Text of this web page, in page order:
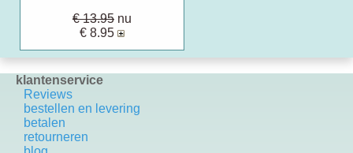
€ 13.95 nu
€ 8.95
klantenservice
Reviews
bestellen en levering
betalen
retourneren